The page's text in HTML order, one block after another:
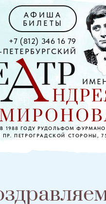
1988 ГОДУ РУДОЛЬФОМ
+7 (812) 346 16 79
ПЕТРОГРАДСКОЙ СТОРОНЫ,
АФИША
БИЛЕТЫ